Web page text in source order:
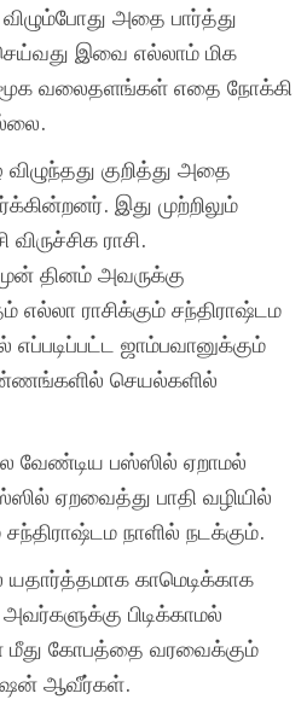
அதை பார்த்து
செய்வது இவை எல்லாம் மிக
வலைதளங்கள் எதை நோக்கி
குறித்து அதை
இது முற்றிலும்
ராசி.
முன் தினம் அவருக்கு
எல்லா ராசிக்கும் சந்திராஷ்டம
ஜாம்பவானுக்கும்
செயல்களில்
வேண்டிய பஸ்ஸில் ஏறாமல்
ஏறவைத்து பாதி வழியில்
நாளில் நடக்கும்.
காமெடிக்காக
பிடிக்காமல்
மீது கோபத்தை வரவைக்கும்
ஆவீர்கள்.